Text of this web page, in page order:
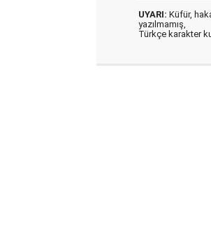
UYARI: Küfür,
yazılmamış,
Türkçe karakter